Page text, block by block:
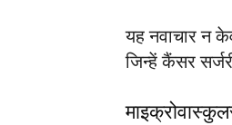
यह नवाचार न
जिन्हें कैंसर